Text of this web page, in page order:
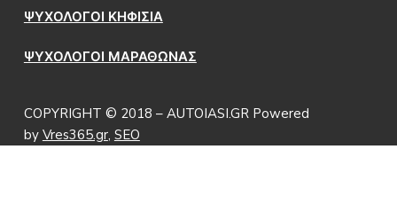
ΨΥΧΟΛΟΓΟΙ ΚΗΦΙΣΙΑ
ΨΥΧΟΛΟΓΟΙ ΜΑΡΑΘΩΝΑΣ
COPYRIGHT © 2018 – AUTOIASI.GR Powered
by Vres365.gr, SEO